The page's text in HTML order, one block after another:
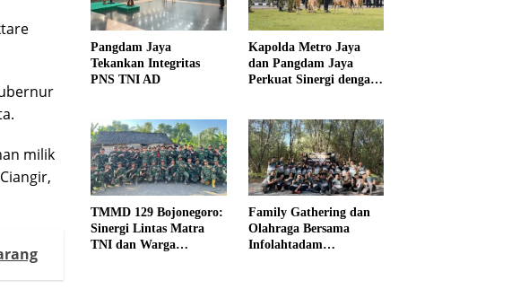
milik
Pangdam Jaya
Tekankan Integritas
PNS TNI AD
Kapolda Metro Jaya
dan Pangdam Jaya
Perkuat Sinergi dengan
TMMD 129 Bojonegoro:
Sinergi Lintas Matra
TNI dan Warga
Family Gathering dan
Olahraga Bersama
Infolahtadam